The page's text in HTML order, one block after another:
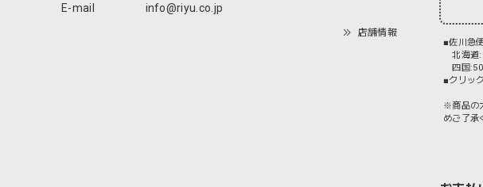
E-mail
info@riyu.co.jp
店舗情報
■佐川急
北海道
四国
■クリッ
※商品の
めご了承